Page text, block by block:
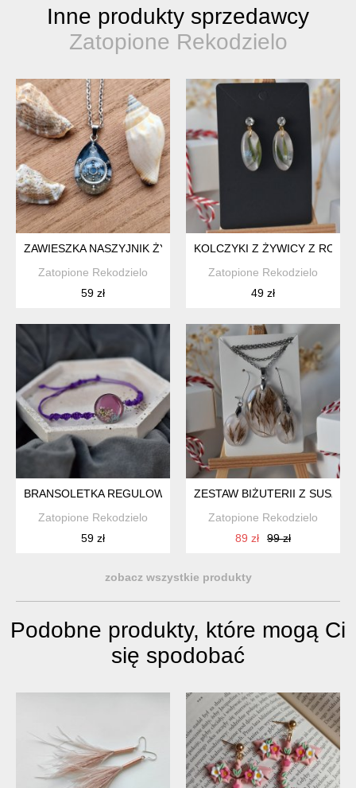
Inne produkty sprzedawcy
Zatopione Rekodzielo
ZAWIESZKA NASZYJNIK ŻYWICA EPOKSYDOWA MORSKIE
Zatopione Rekodzielo
59 zł
KOLCZYKI Z ŻYWICY Z
Zatopione Rekodzielo
49 zł
BRANSOLETKA REGULOWANA ŻYWICA EPOKSYDOWA
Zatopione Rekodzielo
59 zł
ZESTAW BIŻUTERII Z
Zatopione Rekodzielo
89 zł
99 zł
zobacz wszystkie produkty
Podobne produkty, które mogą Ci
się spodobać